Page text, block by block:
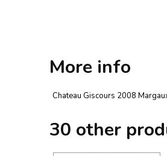
More info
Chateau Giscours 2008
30 other